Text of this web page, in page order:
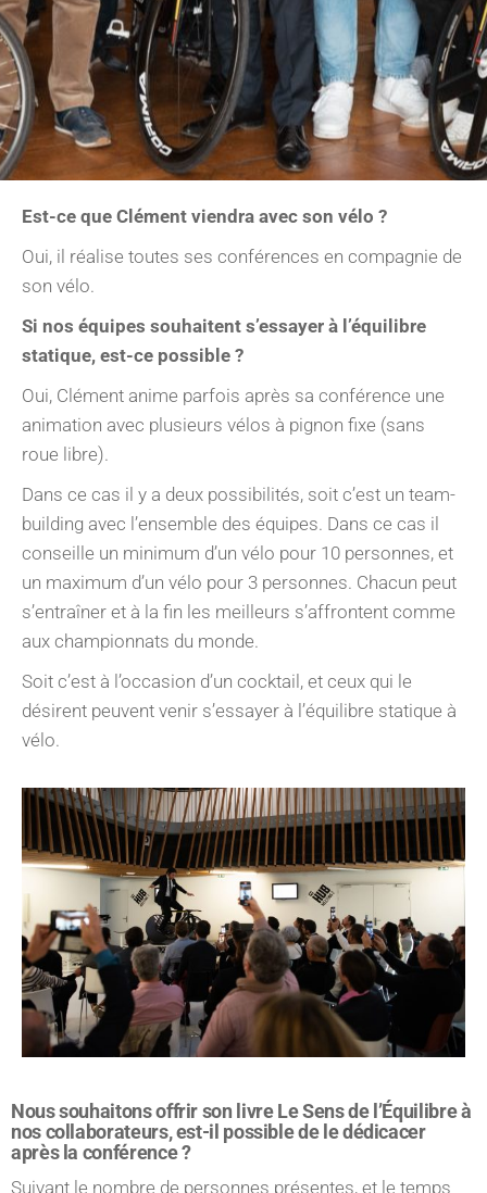
Est-ce que Clément viendra avec son vélo ?
Oui, il réalise toutes ses conférences en compagnie de
son vélo.
Si nos équipes souhaitent s’essayer à l’équilibre
statique, est-ce possible ?
Oui, Clément anime parfois après sa conférence une
animation avec plusieurs vélos à pignon fixe (sans
roue libre).
Dans ce cas il y a deux possibilités, soit c’est un team-
building avec l’ensemble des équipes. Dans ce cas il
conseille un minimum d’un vélo pour 10 personnes, et
un maximum d’un vélo pour 3 personnes. Chacun peut
s’entraîner et à la fin les meilleurs s’affrontent comme
aux championnats du monde.
Soit c’est à l’occasion d’un cocktail, et ceux qui le
désirent peuvent venir s’essayer à l’équilibre statique à
vélo.
Nous souhaitons offrir son livre Le Sens de l’Équilibre à
nos collaborateurs, est-il possible de le dédicacer
après la conférence ?
Suivant le nombre de personnes présentes, et le temps